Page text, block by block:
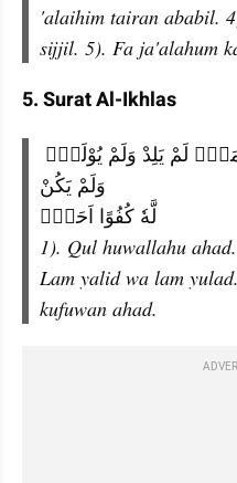
'alaihim tairan ababil.
sijjil. 5). Fa ja'alahum
5. Surat Al-Ikhlas
وَلَمْ يَكُنْ
لَّهٗ كُفُوًا اَحَدٌۚ
1). Qul huwallahu
Lam yalid wa lam
kufuwan ahad.